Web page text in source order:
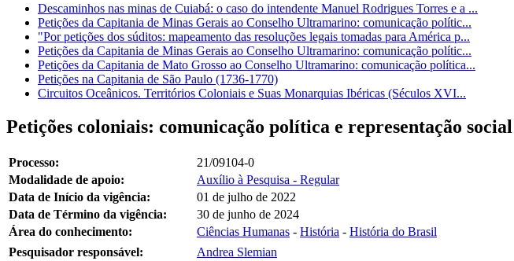
Descaminhos nas minas de Cuiabá: o caso do intendente Manuel Rodrigues Torres e a ...
Petições da Capitania de Minas Gerais ao Conselho Ultramarino: comunicação polític...
"Por petições dos súditos: mapeamento das resoluções legais tomadas para América p...
Petições da Capitania de Minas Gerais ao Conselho Ultramarino: comunicação polític...
Petições da Capitania de Mato Grosso ao Conselho Ultramarino: comunicação política...
Petições na Capitania de São Paulo (1736-1770)
Circuitos Oceânicos. Territórios Coloniais e Suas Monarquias Ibéricas (Séculos XVI...
Petições coloniais: comunicação política e representação
Processo:
21/09104-0
Modalidade de apoio:
Auxílio à Pesquisa - Regular
Data de Início da vigência:
01 de julho de 2022
Data de Término da vigência:
30 de junho de 2024
Área do conhecimento:
Ciências Humanas - História - História do Brasil
Pesquisador responsável:
Andrea Slemian